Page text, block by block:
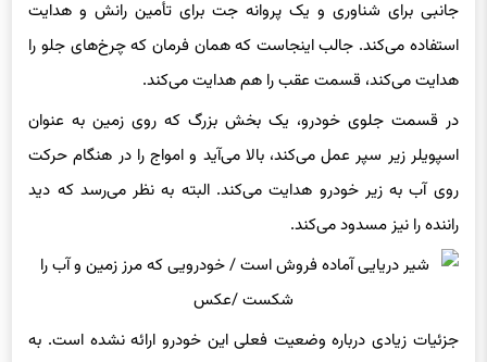
جانبی برای شناوری و یک پروانه جت برای تأمین رانش و هدایت
استفاده می‌کند. جالب اینجاست که همان فرمان که چرخ‌های جلو را
هدایت می‌کند، قسمت عقب را هم هدایت می‌کند.
در قسمت جلوی خودرو، یک بخش بزرگ که روی زمین به عنوان
اسپویلر زیر سپر عمل می‌کند، بالا می‌آید و امواج را در هنگام حرکت
روی آب به زیر خودرو هدایت می‌کند. البته به نظر می‌رسد که دید
راننده را نیز مسدود می‌کند.
جزئیات زیادی درباره وضعیت فعلی این خودرو ارائه نشده است. به